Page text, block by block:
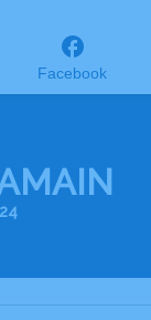
Facebook